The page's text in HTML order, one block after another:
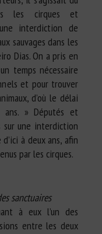
les cirques et
interdiction de
sauvages dans les
Dias. On a pris en
temps nécessaire
et pour trouver
d’où le délai
» Députés et
sur une interdiction
à deux ans, afin
par les cirques.
sanctuaires
à eux l’un des
entre les deux